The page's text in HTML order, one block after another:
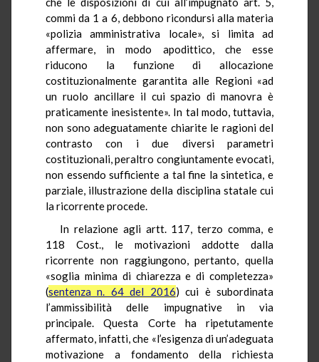
commi da 1 a 6, debbono ricondursi alla materia
«polizia amministrativa locale», si limita ad
affermare, in modo apodittico, che esse
riducono la funzione di allocazione
costituzionalmente garantita alle Regioni «ad
un ruolo ancillare il cui spazio di manovra è
praticamente inesistente». In tal modo, tuttavia,
non sono adeguatamente chiarite le ragioni del
contrasto con i due diversi parametri
costituzionali, peraltro congiuntamente evocati,
non essendo sufficiente a tal fine la sintetica, e
parziale, illustrazione della disciplina statale cui
la ricorrente procede.
In relazione agli artt. 117, terzo comma, e
118 Cost., le motivazioni addotte dalla
ricorrente non raggiungono, pertanto, quella
«soglia minima di chiarezza e di completezza»
(sentenza n. 64 del 2016) cui è subordinata
l’ammissibilità delle impugnative in via
principale. Questa Corte ha ripetutamente
affermato, infatti, che «l’esigenza di un’adeguata
motivazione a fondamento della richiesta